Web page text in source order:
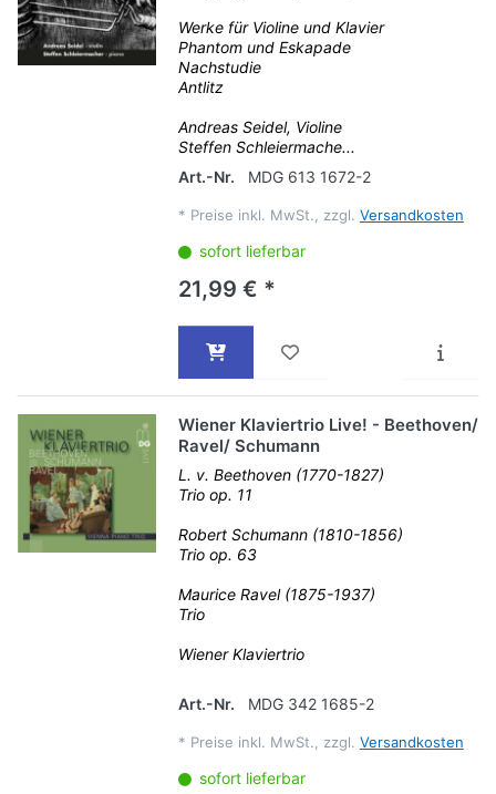
Werke für Violine und Klavier
Phantom und Eskapade
Nachstudie
Antlitz
Andreas Seidel, Violine
Steffen Schleiermache...
Art.-Nr.
MDG 613 1672-2
* Preise inkl. MwSt., zzgl. Versandkosten
sofort lieferbar
21,99 € *
Wiener Klaviertrio Live! - Beethoven/
Ravel/ Schumann
L. v. Beethoven (1770-1827)
Trio op. 11
Robert Schumann (1810-1856)
Trio op. 63
Maurice Ravel (1875-1937)
Trio
Wiener Klaviertrio
Art.-Nr. MDG 342 1685-2
* Preise inkl. MwSt., zzgl. Versandkosten
sofort lieferbar